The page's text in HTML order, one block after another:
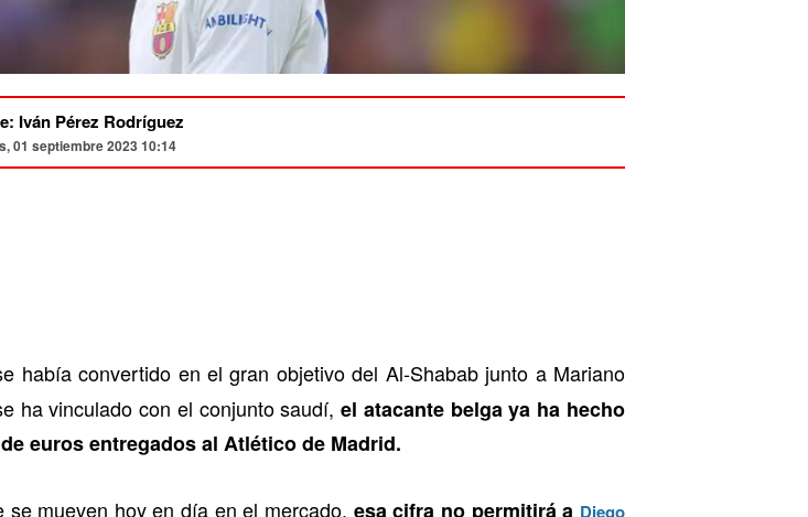
Iván Pérez Rodríguez
01 septiembre 2023 10:14
había convertido en el gran objetivo del Al-Shabab junto a Mariano
ha vinculado con el conjunto saudí,el atacante belga ya ha hecho
euros entregados al Atlético de Madrid.
mueven hoy en día en el mercado, esa cifra no permitirá a Diego